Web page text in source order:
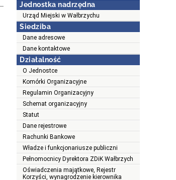
Jednostka nadrzędna
Urząd Miejski w Wałbrzychu
Siedziba
Dane adresowe
Dane kontaktowe
Działalność
O Jednostce
Komórki Organizacyjne
Regulamin Organizacyjny
Schemat organizacyjny
Statut
Dane rejestrowe
Rachunki Bankowe
Władze i funkcjonariusze publiczni
Pełnomocnicy Dyrektora ZDiK Wałbrzych
Oświadczenia majątkowe, Rejestr
Korzyści, wynagrodzenie kierownika